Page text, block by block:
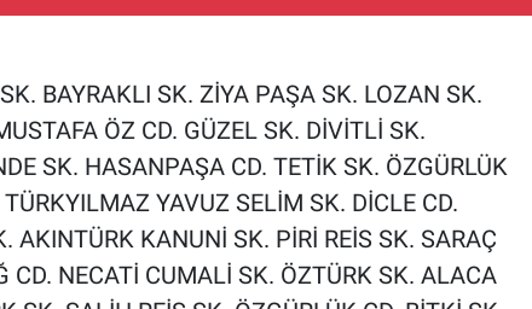
BAYRAKLI SK. ZİYA PAŞA SK. LOZAN SK.
ÖZ CD. GÜZEL SK. DİVİTLİ SK.
SK. HASANPAŞA CD. TETİK SK. ÖZGÜRLÜK
YAVUZ SELİM SK. DİCLE CD.
AKINTÜRK KANUNİ SK. PİRİ REİS SK. SARAÇ
CD. NECATİ CUMALİ SK. ÖZTÜRK SK. ALACA